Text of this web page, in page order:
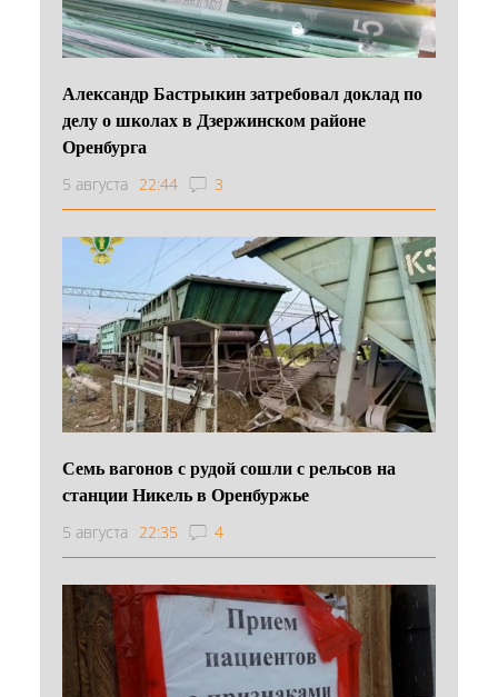
Александр Бастрыкин затребовал доклад по
делу о школах в Дзержинском районе
Оренбурга
5 августа 22:44 3
Семь вагонов с рудой сошли с рельсов на
станции Никель в Оренбуржье
5 августа 22:35 4